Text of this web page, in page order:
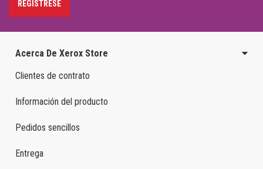
REGÍSTRESE
Acerca De Xerox Store
Clientes de contrato
Información del producto
Pedidos sencillos
Entrega